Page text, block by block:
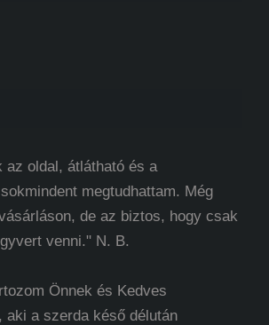
az oldal, átlátható és a
megtudhattam. Még
de az biztos, hogy csak
venni." N. B.
Önnek és Kedves
aki a szerda késő délután